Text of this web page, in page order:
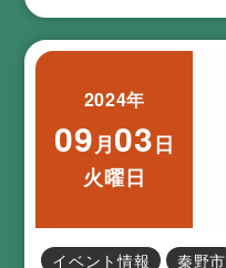
2024年
09月03日
火曜日
イベント情報 秦野市